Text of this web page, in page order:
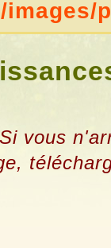
images/
vous